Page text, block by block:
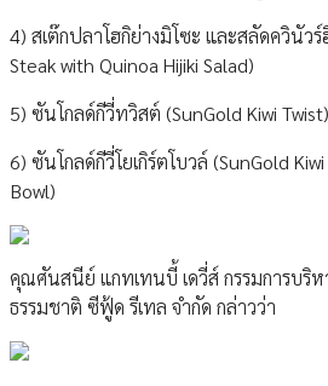
4) สเต๊กปลาโฮกิย่างมิโซะ และสลัดควินัวร์
Steak with Quinoa Hijiki Salad)
5) ซันโกลด์กีวี่ทวิสต์ (SunGold Kiwi Twist)
6) ซันโกลด์กีวี่โยเกิร์ตโบวล์ (SunGold
Bowl)
คุณศันสนีย์ แกทเทนบี้ เดวี่ส์ กรรมการบริ
ธรรมชาติ ซีฟู้ด รีเทล จำกัด กล่าวว่า